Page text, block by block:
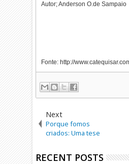
Autor; Anderson O.de Sampaio
Fonte: http://
Next
Porque fomos
criados: Uma tese
RECENT POSTS